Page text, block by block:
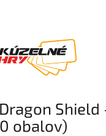
Shield
obalov)